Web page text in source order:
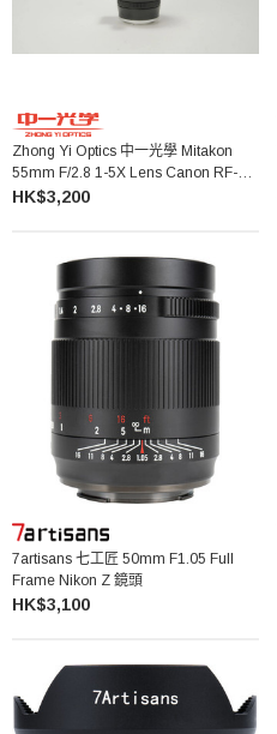
Zhong Yi Optics 中一光學 Mitakon
55mm F/2.8 1-5X Lens Canon RF-
Mount 微距鏡頭
HK$3,200
7artisans 七工匠 50mm F1.05 Full
Frame Nikon Z 鏡頭
HK$3,100